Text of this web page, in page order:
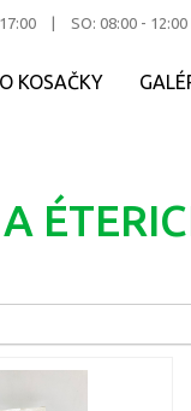
SO: 08:00 -
KOSAČKY